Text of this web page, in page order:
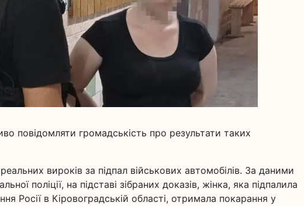
повідомляти громадськість про результати таких
вироків за підпал військових автомобілів. За даними
поліції, на підставі зібраних доказів, жінка, яка підпалила
Росії в Кіровоградській області, отримала покарання у